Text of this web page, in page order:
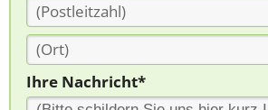
Ihre Nachricht*